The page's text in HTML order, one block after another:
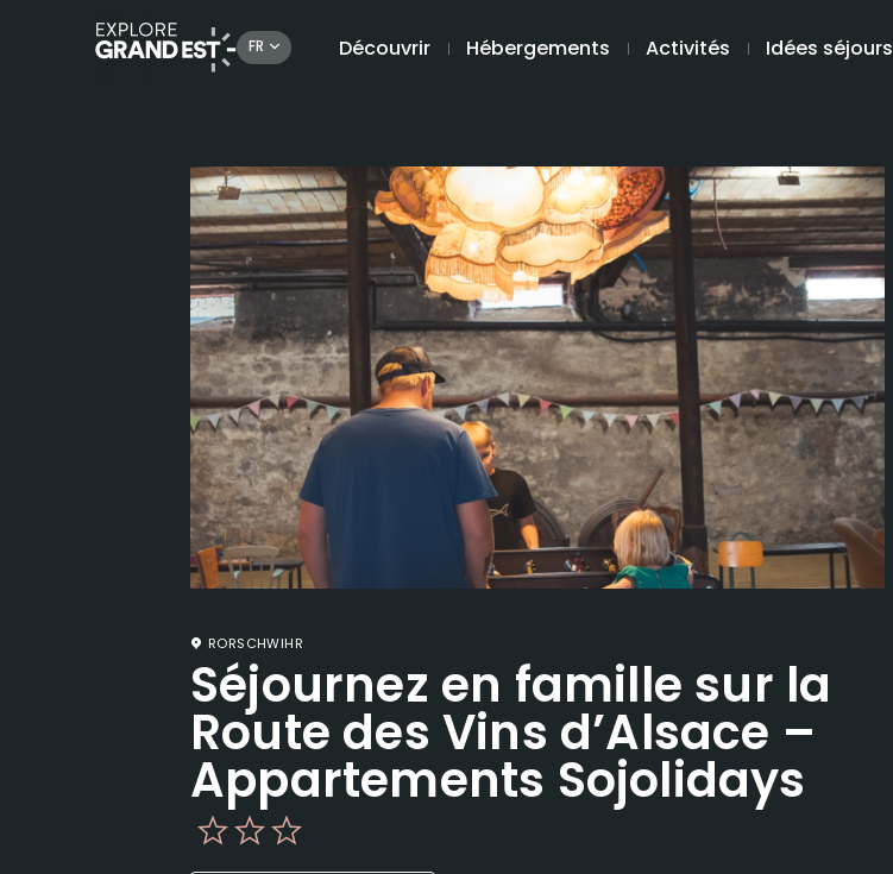
FR Découvrir Hébergements Activités Idées séjours
RORSCHWIHR
Séjournez en famille sur la
Route des Vins d’Alsace –
Appartements Sojolidays